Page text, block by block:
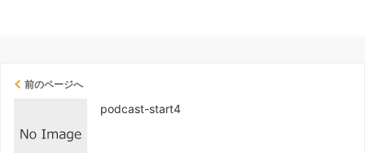
前のページへ
podcast-start4